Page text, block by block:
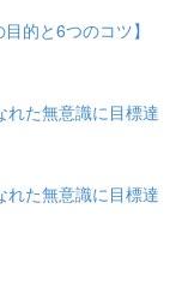
的と6つのコツ】
れた無意識に目標達
れた無意識に目標達